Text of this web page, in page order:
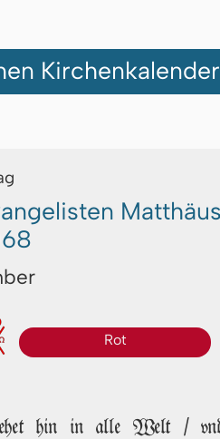
Kirchenkalender
Matthäus
Rot
hin in alle Welt /